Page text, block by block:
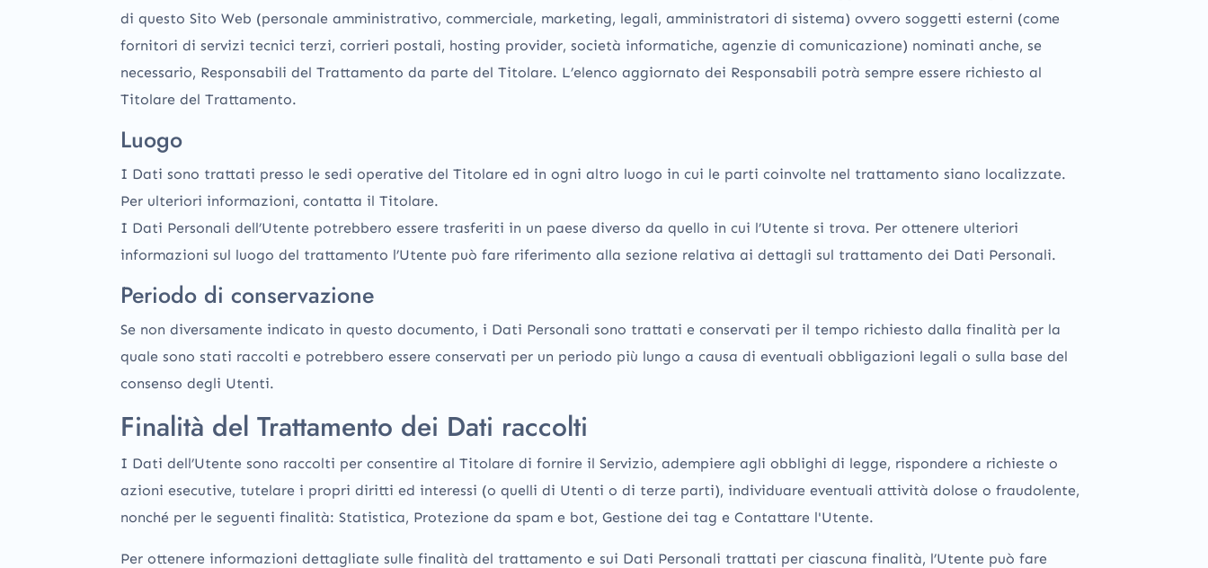
di questo Sito Web (personale amministrativo, commerciale, marketing, legali, amministratori di sistema) ovvero soggetti esterni (come
fornitori di servizi tecnici terzi, corrieri postali, hosting provider, società informatiche, agenzie di comunicazione) nominati anche, se
necessario, Responsabili del Trattamento da parte del Titolare. L’elenco aggiornato dei Responsabili potrà sempre essere richiesto al
Titolare del Trattamento.
Luogo
I Dati sono trattati presso le sedi operative del Titolare ed in ogni altro luogo in cui le parti coinvolte nel trattamento siano localizzate.
Per ulteriori informazioni, contatta il Titolare.
I Dati Personali dell’Utente potrebbero essere trasferiti in un paese diverso da quello in cui l’Utente si trova. Per ottenere ulteriori
informazioni sul luogo del trattamento l’Utente può fare riferimento alla sezione relativa ai dettagli sul trattamento dei Dati Personali.
Periodo di conservazione
Se non diversamente indicato in questo documento, i Dati Personali sono trattati e conservati per il tempo richiesto dalla finalità per la
quale sono stati raccolti e potrebbero essere conservati per un periodo più lungo a causa di eventuali obbligazioni legali o sulla base del
consenso degli Utenti.
Finalità del Trattamento dei Dati raccolti
I Dati dell’Utente sono raccolti per consentire al Titolare di fornire il Servizio, adempiere agli obblighi di legge, rispondere a richieste o
azioni esecutive, tutelare i propri diritti ed interessi (o quelli di Utenti o di terze parti), individuare eventuali attività dolose o fraudolente,
nonché per le seguenti finalità: Statistica, Protezione da spam e bot, Gestione dei tag e Contattare l'Utente.
Per ottenere informazioni dettagliate sulle finalità del trattamento e sui Dati Personali trattati per ciascuna finalità, l’Utente può fare